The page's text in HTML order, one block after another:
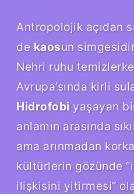
Antropolojik açıdan
de kaosun
Nehri ruhu
Avrupa’sında kirli
Hidrofobiyaşayan
anlamın arasında
ama arınmadan
kültürlerin gözünde
ilişkisini yitirmesi”